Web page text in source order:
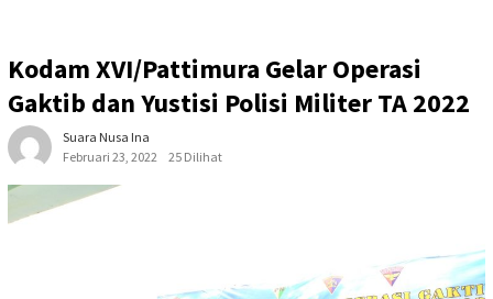
Kodam XVI/Pattimura Gelar Operasi
Gaktib dan Yustisi Polisi Militer TA 2022
Suara Nusa Ina
Februari 23, 2022
25 Dilihat